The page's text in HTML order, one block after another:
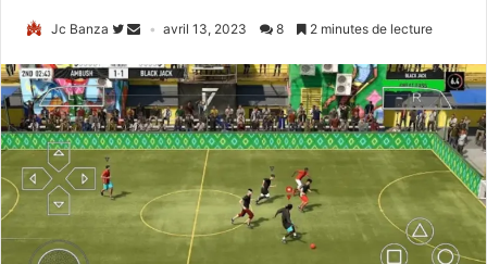
Jc Banza avril 13, 2023 8 2 minutes de lecture